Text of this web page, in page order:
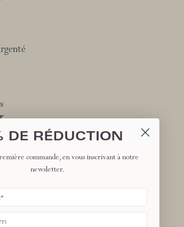
DE RÉDUCTION
commande, en vous inscrivant à notre
newsletter.